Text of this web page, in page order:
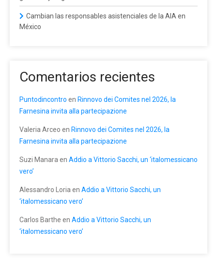
Cambian las responsables asistenciales de la AIA en
México
Comentarios recientes
Puntodincontro en Rinnovo dei Comites nel 2026, la
Farnesina invita alla partecipazione
Valeria Arceo en Rinnovo dei Comites nel 2026, la
Farnesina invita alla partecipazione
Suzi Manara en Addio a Vittorio Sacchi, un ‘italomessicano
vero’
Alessandro Loria en Addio a Vittorio Sacchi, un
‘italomessicano vero’
Carlos Barthe en Addio a Vittorio Sacchi, un
‘italomessicano vero’